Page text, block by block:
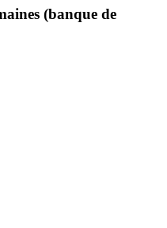
(banque de